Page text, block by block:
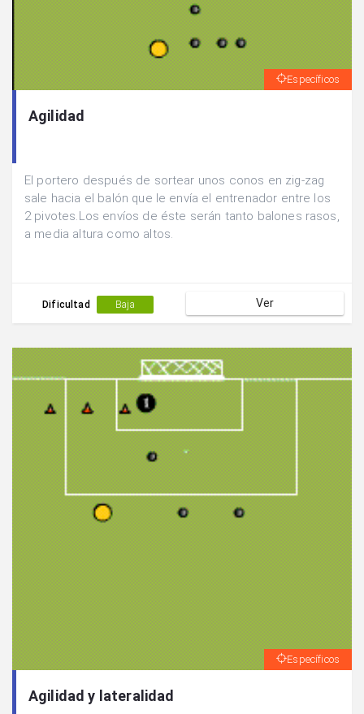
Específicos
Agilidad
El portero después de sortear unos conos en zig-zag
sale hacia el balón que le envía el entrenador entre los
2 pivotes.Los envíos de éste serán tanto balones rasos,
a media altura como altos.
Dificultad Baja Ver
Específicos
Agilidad y lateralidad